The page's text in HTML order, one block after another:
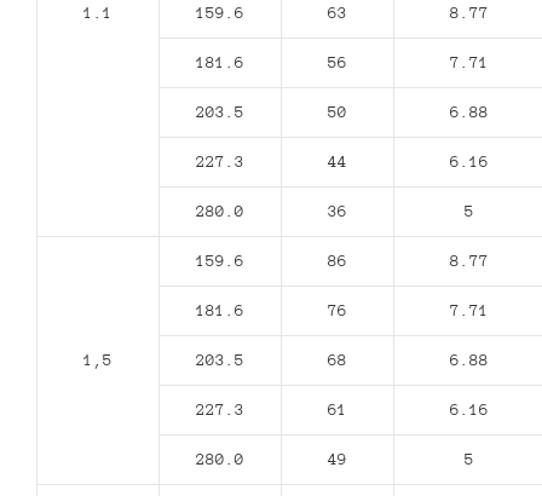
1.1 159.6 63 8.77
181.6 56 7.71
203.5 50 6.88
227.3 44 6.16
280.0 36 5
1,5
159.6 86 8.77
181.6 76 7.71
203.5 68 6.88
227.3 61 6.16
280.0 49 5